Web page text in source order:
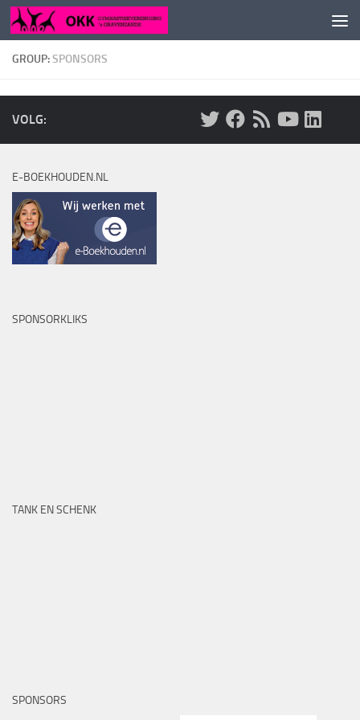
Doorgaan naar inhoud
GROUP:SPONSORS
VOLG:
E-BOEKHOUDEN.NL
SPONSORKLIKS
TANK EN SCHENK
SPONSORS